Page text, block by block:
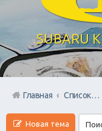
SUBARU
Главная Список форумов
Новая тема